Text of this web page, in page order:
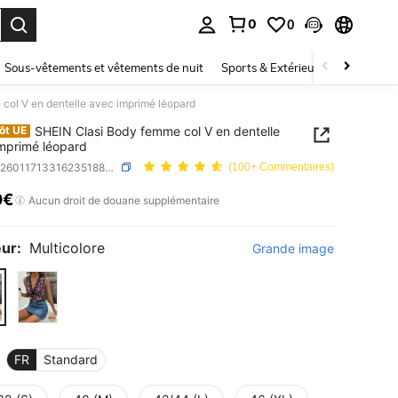
0 0
Sous-vêtements et vêtements de nuit Sports & Extérieur Enfants
col V en dentelle avec imprimé léopard
UE
SHEIN Clasi Body femme col V en dentelle
léopard
SKU: sz260117133162351887566 (100+ Commentaires)
AND AVAILABILITY
Aucun droit de douane supplémentaire
Multicolore Grande image
FR Standard